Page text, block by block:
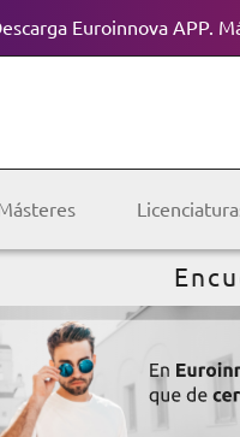
Euroinnova APP.
de